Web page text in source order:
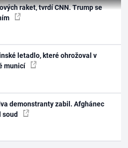
raket, tvrdí CNN. Trump se
letadlo, které ohrožoval v
municí
demonstranty zabil. Afghánec
soud